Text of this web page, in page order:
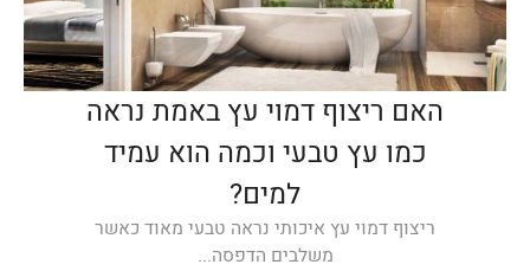
האם ריצוף דמוי עץ באמת נראה
כמו עץ טבעי וכמה הוא עמיד
למים?
ריצוף דמוי עץ איכותי נראה טבעי מאוד כאשר
משלבים הדפסה...